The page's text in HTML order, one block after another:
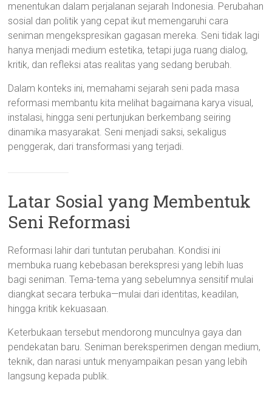
menentukan dalam perjalanan sejarah Indonesia. Perubahan
sosial dan politik yang cepat ikut memengaruhi cara
seniman mengekspresikan gagasan mereka. Seni tidak lagi
hanya menjadi medium estetika, tetapi juga ruang dialog,
kritik, dan refleksi atas realitas yang sedang berubah.
Dalam konteks ini, memahami sejarah seni pada masa
reformasi membantu kita melihat bagaimana karya visual,
instalasi, hingga seni pertunjukan berkembang seiring
dinamika masyarakat. Seni menjadi saksi, sekaligus
penggerak, dari transformasi yang terjadi.
Latar Sosial yang Membentuk
Seni Reformasi
Reformasi lahir dari tuntutan perubahan. Kondisi ini
membuka ruang kebebasan berekspresi yang lebih luas
bagi seniman. Tema-tema yang sebelumnya sensitif mulai
diangkat secara terbuka—mulai dari identitas, keadilan,
hingga kritik kekuasaan.
Keterbukaan tersebut mendorong munculnya gaya dan
pendekatan baru. Seniman bereksperimen dengan medium,
teknik, dan narasi untuk menyampaikan pesan yang lebih
langsung kepada publik.